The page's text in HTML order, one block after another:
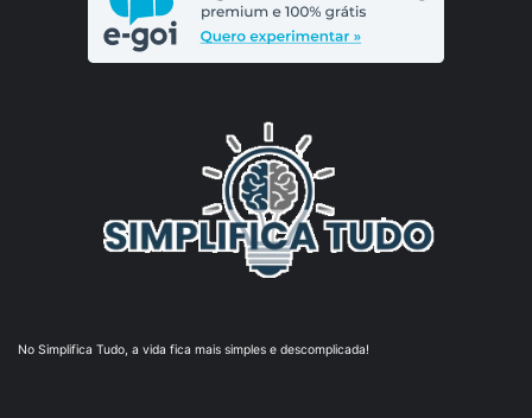
No Simplifica Tudo, a vida fica mais simples e descomplicada!